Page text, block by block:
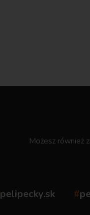
Możesz również
pelipecky.sk #